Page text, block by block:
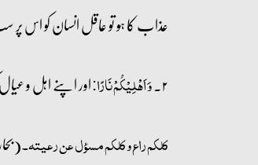
عذاب کا ہو تو عاقل انسان کو اس
۲۔ وَ اَہۡلِیۡکُمۡ نَارًا:اور اپنے اہل و
کلکم راع و کلکم مسؤل عن رعیتہ۔(بحار